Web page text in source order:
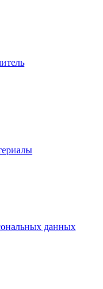
данных